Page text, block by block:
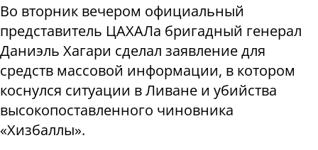
Во вторник вечером официальный
представитель ЦАХАЛа бригадный генерал
Даниэль Хагари сделал заявление для
средств массовой информации, в котором
коснулся ситуации в Ливане и убийства
высокопоставленного чиновника
«Хизбаллы».